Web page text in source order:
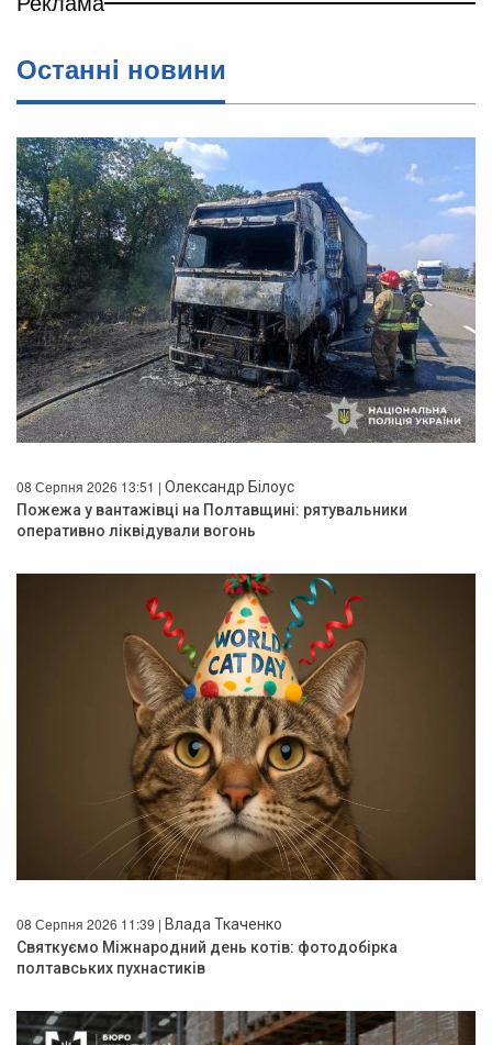
Останнi новини
08 Серпня 2026 13:51 | Олександр Білоус
Пожежа у вантажівці на Полтавщині: рятувальники
оперативно ліквідували вогонь
08 Серпня 2026 11:39 | Влада Ткаченко
Святкуємо Міжнародний день котів: фотодобірка
полтавських пухнастиків